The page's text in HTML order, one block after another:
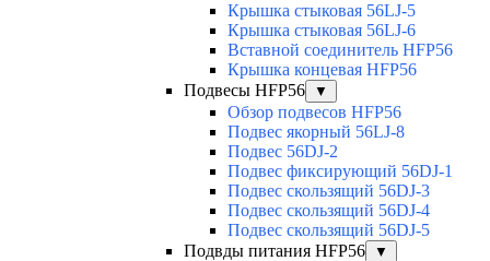
Крышка стыковая 56LJ-5
Крышка стыковая 56LJ-6
Вставной соединитель HFP56
Крышка концевая HFP56
Подвесы HFP56
▼
Обзор подвесов HFP56
Подвес якорный 56LJ-8
Подвес 56DJ-2
Подвес фиксирующий 56DJ-1
Подвес скользящий 56DJ-3
Подвес скользящий 56DJ-4
Подвес скользящий 56DJ-5
Подвды питания HFP56
▼